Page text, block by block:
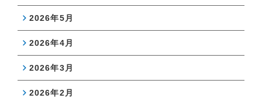
2026年5月
2026年4月
2026年3月
2026年2月